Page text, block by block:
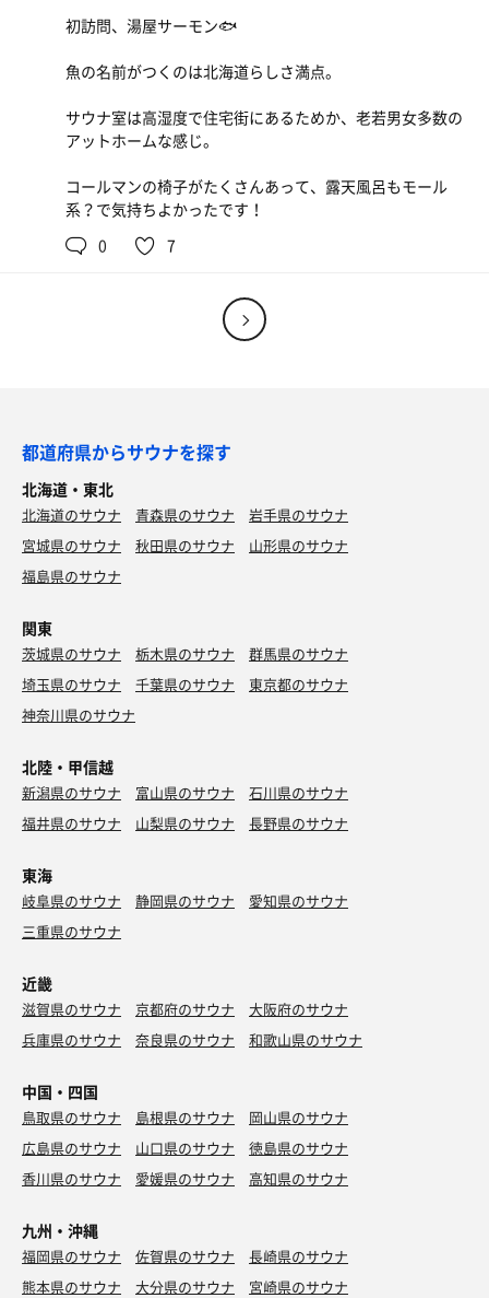
初訪問、湯屋サーモン🐟
魚の名前がつくのは北海道らしさ満点。
サウナ室は高湿度で住宅街にあるためか、老若男女多数の
アットホームな感じ。
コールマンの椅子がたくさんあって、露天風呂もモール
系？で気持ちよかったです！
0
7
都道府県からサウナを探す
北海道・東北
北海道のサウナ 青森県のサウナ
岩手県のサウナ
宮城県のサウナ
秋田県のサウナ
山形県のサウナ
福島県のサウナ
関東
茨城県のサウナ 栃木県のサウナ
群馬県のサウナ
埼玉県のサウナ
千葉県のサウナ
東京都のサウナ
神奈川県のサウナ
北陸・甲信越
新潟県のサウナ 富山県のサウナ
石川県のサウナ
福井県のサウナ
山梨県のサウナ 長野県のサウナ
東海
岐阜県のサウナ 静岡県のサウナ
愛知県のサウナ
三重県のサウナ
近畿
滋賀県のサウナ 京都府のサウナ
大阪府のサウナ
兵庫県のサウナ
奈良県のサウナ 和歌山県のサウナ
中国・四国
鳥取県のサウナ 島根県のサウナ
岡山県のサウナ
広島県のサウナ
山口県のサウナ
徳島県のサウナ
香川県のサウナ
愛媛県のサウナ 高知県のサウナ
九州・沖縄
福岡県のサウナ 佐賀県のサウナ
長崎県のサウナ
熊本県のサウナ
大分県のサウナ
宮崎県のサウナ